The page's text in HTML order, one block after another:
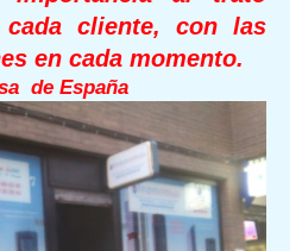
cada cliente, con las
en cada momento.
España